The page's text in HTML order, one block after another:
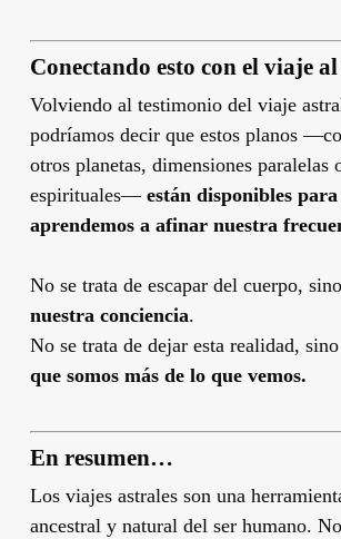
Conectando esto con el viaje
Volviendo al testimonio del viaje
podríamos decir que estos planos
otros planetas, dimensiones paralelas
espirituales— están disponibles
aprendemos a afinar nuestra
No se trata de escapar del cuerpo,
nuestra conciencia.
No se trata de dejar esta realidad,
que somos más de lo que vemos.
En resumen…
Los viajes astrales son una
ancestral y natural del ser humano.